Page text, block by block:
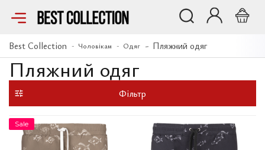
Пляжний одяг
Best Collection Чоловікам Одяг Пляжний одяг
Фільтр
Sale